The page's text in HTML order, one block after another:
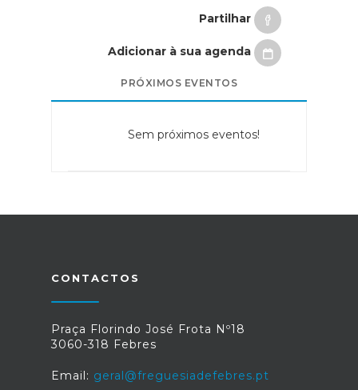
Partilhar
Adicionar à sua agenda
PRÓXIMOS EVENTOS
Sem próximos eventos!
CONTACTOS
Praça Florindo José Frota Nº18
3060-318 Febres
Email: geral@freguesiadefebres.pt